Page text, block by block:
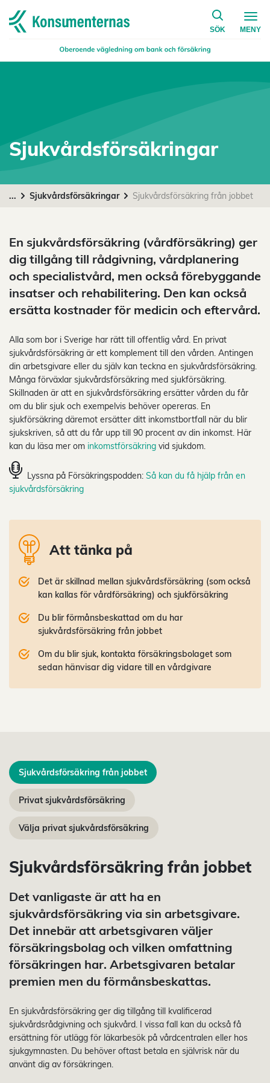
Navigera till startsidan
SÖK
på
MENY
Sjukvårdsförsäkringar
... Sjukvårdsförsäkringar Sjukvårdsförsäkring från jobbet
En sjukvårdsförsäkring (vårdförsäkring) ger
dig tillgång till rådgivning, vårdplanering
och specialistvård, men också förebyggande
insatser och rehabilitering. Den kan också
ersätta kostnader för medicin och eftervård.
Alla som bor i Sverige har rätt till offentlig vård. En privat
sjukvårdsförsäkring är ett komplement till den vården. Antingen
din arbetsgivare eller du själv kan teckna en sjukvårdsförsäkring.
Många förväxlar sjukvårdsförsäkring med sjukförsäkring.
Skillnaden är att en sjukvårdsförsäkring ersätter vården du får
om du blir sjuk och exempelvis behöver opereras. En
sjukförsäkring däremot ersätter ditt inkomstbortfall när du blir
sjukskriven, så att du får upp till 90 procent av din inkomst. Här
kan du läsa mer om inkomstförsäkring vid sjukdom.
Lyssna på Försäkringspodden: Så kan du få hjälp från en
sjukvårdsförsäkring
Att tänka på
Det är skillnad mellan sjukvårdsförsäkring (som också
kan kallas för vårdförsäkring) och sjukförsäkring
Du blir förmånsbeskattad om du har
sjukvårdsförsäkring från jobbet
Om du blir sjuk, kontakta försäkringsbolaget som
sedan hänvisar dig vidare till en vårdgivare
Sjukvårdsförsäkring från jobbet
Privat sjukvårdsförsäkring
Välja privat sjukvårdsförsäkring
Sjukvårdsförsäkring från jobbet
Det vanligaste är att ha en
sjukvårdsförsäkring via sin arbetsgivare.
Det innebär att arbetsgivaren väljer
försäkringsbolag och vilken omfattning
försäkringen har. Arbetsgivaren betalar
premien men du förmånsbeskattas.
En sjukvårdsförsäkring ger dig tillgång till kvalificerad
sjukvårdsrådgivning och sjukvård. I vissa fall kan du också få
ersättning för utlägg för läkarbesök på vårdcentralen eller hos
sjukgymnasten. Du behöver oftast betala en självrisk när du
använt dig av försäkringen.